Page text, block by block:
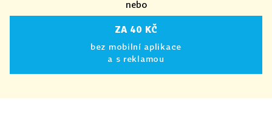
nebo
ZA 40 KČ
bez mobilní aplikace
a s reklamou